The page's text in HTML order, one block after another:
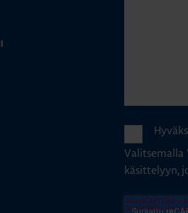
Valitsemalla
käsittelyyn,